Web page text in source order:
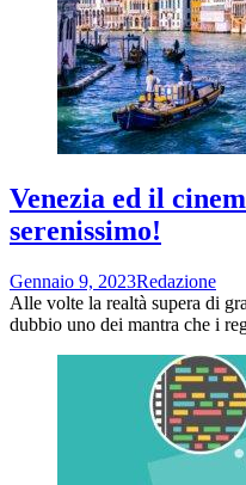
Venezia ed il
serenissimo!
Gennaio 9, 2023Redazione
Alle volte la realtà supera di
dubbio uno dei mantra che i